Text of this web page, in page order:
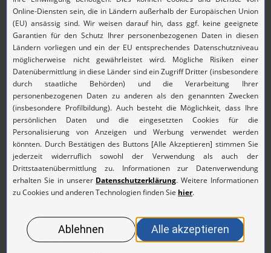
Daten, um Speicherplatz für neue Objekte zu schaffen.
Manchmal werden bei der Speicherbereinigung alle
Threads angehalten, die versuchen, auf Ressourcen der Java
Virtual Machine (JVM) zuzugreifen, um Speicherplatz
zurückzugewinnen. Allerdings kann der Garbage Collector
die Leistung von Java beeinträchtigen, wenn er zu häufig
durchgeführt wird. Auch ein „voller“ Garbage Collector kann
zu einer Verlangsamung der Anwendung führen. Um eine
optimale Leistung
zu erzielen, sollte die
Speicherbereinigung daher nur einen kleinen Prozentsatz
der CPU-Zeit beanspruchen
(weniger als zehn Prozent).
Beträgt die CPU-Auslastung durch den Garbage Collector
mehr als 20 Prozent, führt das in der Regel zu Performance-
Problemen der Anwendung im Zusammenhang mit dem
Auswirkungen: 8/10